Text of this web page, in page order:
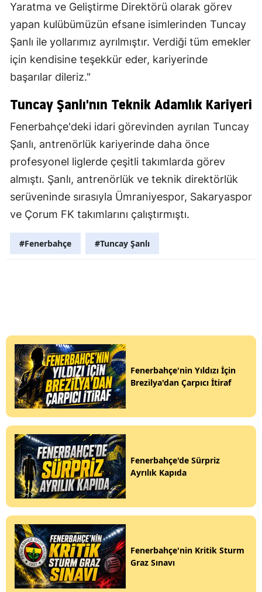
Yaratma ve Geliştirme Direktörü olarak görev
yapan kulübümüzün efsane isimlerinden Tuncay
Şanlı ile yollarımız ayrılmıştır. Verdiği tüm emekler
için kendisine teşekkür eder, kariyerinde
başarılar dileriz."
Tuncay Şanlı'nın Teknik Adamlık Kariyeri
Fenerbahçe'deki idari görevinden ayrılan Tuncay
Şanlı, antrenörlük kariyerinde daha önce
profesyonel liglerde çeşitli takımlarda görev
almıştı. Şanlı, antrenörlük ve teknik direktörlük
serüveninde sırasıyla Ümraniyespor, Sakaryaspor
ve Çorum FK takımlarını çalıştırmıştı.
#Fenerbahçe #Tuncay Şanlı
Fenerbahçe'nin Yıldızı İçin
Brezilya'dan Çarpıcı İtiraf
Fenerbahçe'de Sürpriz
Ayrılık Kapıda
Fenerbahçe'nin Kritik Sturm
Graz Sınavı